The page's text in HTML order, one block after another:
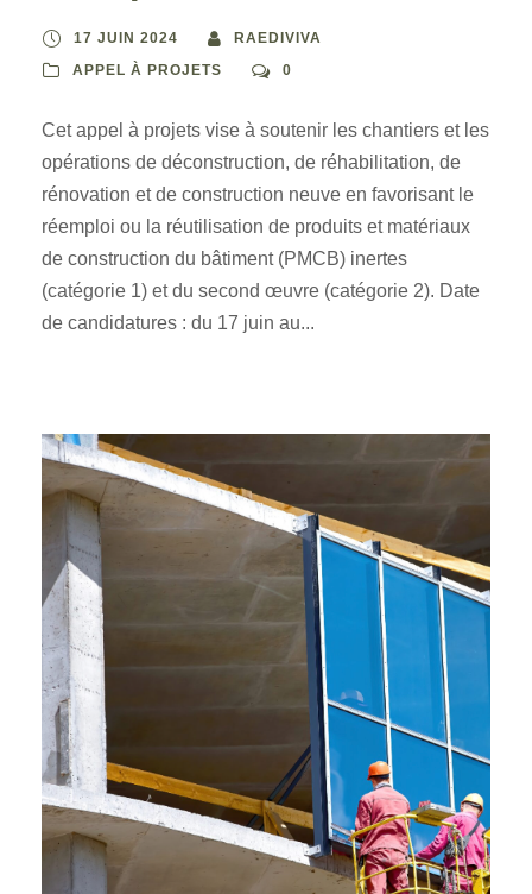
17 JUIN 2024
RAEDIVIVA
APPEL À PROJETS
0
Cet appel à projets vise à soutenir les chantiers et les
opérations de déconstruction, de réhabilitation, de
rénovation et de construction neuve en favorisant le
réemploi ou la réutilisation de produits et matériaux
de construction du bâtiment (PMCB) inertes
(catégorie 1) et du second œuvre (catégorie 2). Date
de candidatures : du 17 juin au...